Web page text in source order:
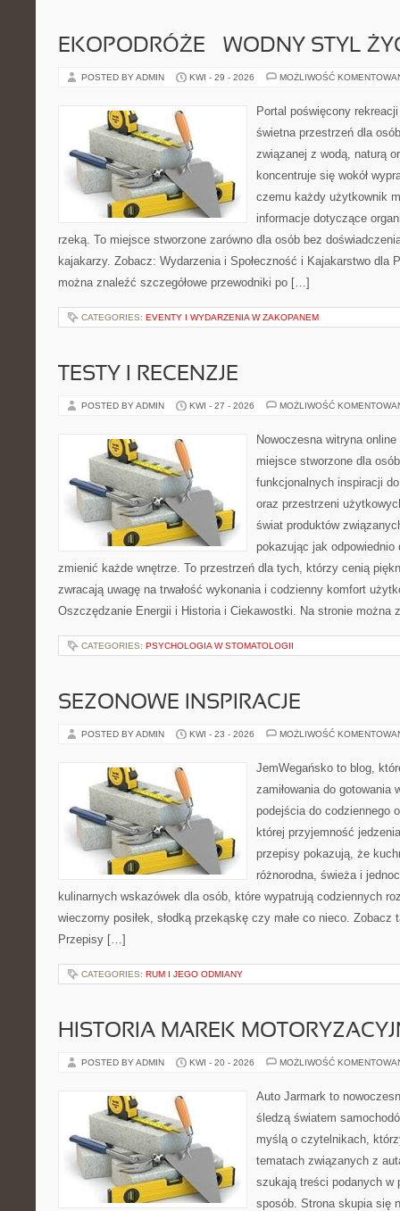
EKOPODRÓŻE – WODNY STYL
POSTED BY ADMIN KWI - 29 - 2026 MOŻLIWOŚĆ
Portal poświęcony
świetna przestrzeń dla
związanej z wodą, naturą
koncentruje się wokół
czemu każdy użytkownik
informacje dotyczące
rzeką. To miejsce stworzone zarówno dla osób bez
kajakarzy. Zobacz: Wydarzenia i Społeczność i Kajakarstwo dla
można znaleźć szczegółowe przewodniki po […]
CATEGORIES: EVENTY I WYDARZENIA W ZAKOPANEM
TESTY I RECENZJE
POSTED BY ADMIN KWI - 27 - 2026 MOŻLIWOŚĆ
Nowoczesna witryna
miejsce stworzone dla
funkcjonalnych inspiracji
oraz przestrzeni
świat produktów
pokazując jak odpowiednio
zmienić każde wnętrze. To przestrzeń dla tych, którzy cenią
zwracają uwagę na trwałość wykonania i codzienny komfort
Oszczędzanie Energii i Historia i Ciekawostki. Na stronie można
CATEGORIES: PSYCHOLOGIA W STOMATOLOGII
SEZONOWE INSPIRACJE
POSTED BY ADMIN KWI - 23 - 2026 MOŻLIWOŚĆ
JemWegańsko to blog,
zamiłowania do gotowania
podejścia do codziennego
której przyjemność
przepisy pokazują, że
różnorodna, świeża i
kulinarnych wskazówek dla osób, które wypatrują codziennych
wieczorny posiłek, słodką przekąskę czy małe co nieco.
Przepisy […]
CATEGORIES: RUM I JEGO ODMIANY
HISTORIA MAREK
POSTED BY ADMIN KWI - 20 - 2026 MOŻLIWOŚĆ
Auto Jarmark to
śledzą światem
myślą o czytelnikach,
tematach związanych z
szukają treści podanych w
sposób. Strona skupia się